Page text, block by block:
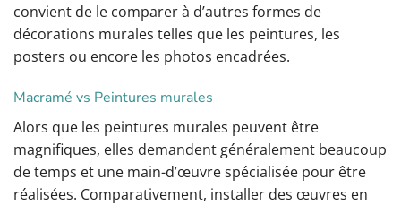
convient de le comparer à d’autres formes de
décorations murales telles que les peintures, les
posters ou encore les photos encadrées.
Macramé vs Peintures murales
Alors que les peintures murales peuvent être
magnifiques, elles demandent généralement beaucoup
de temps et une main-d’œuvre spécialisée pour être
réalisées. Comparativement, installer des œuvres en